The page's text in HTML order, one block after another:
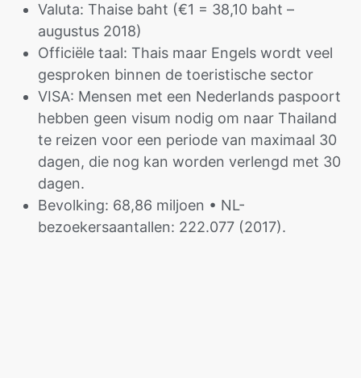
Valuta: Thaise baht (€1 = 38,10 baht –
augustus 2018)
Officiële taal: Thais maar Engels wordt veel
gesproken binnen de toeristische sector
VISA: Mensen met een Nederlands paspoort
hebben geen visum nodig om naar Thailand
te reizen voor een periode van maximaal 30
dagen, die nog kan worden verlengd met 30
dagen.
Bevolking: 68,86 miljoen • NL-
bezoekersaantallen: 222.077 (2017).